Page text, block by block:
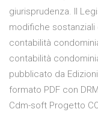
giurisprudenza. Il
modifiche sostanziali
contabilità
contabilità
pubblicato da
formato PDF con
Cdm-soft Progetto